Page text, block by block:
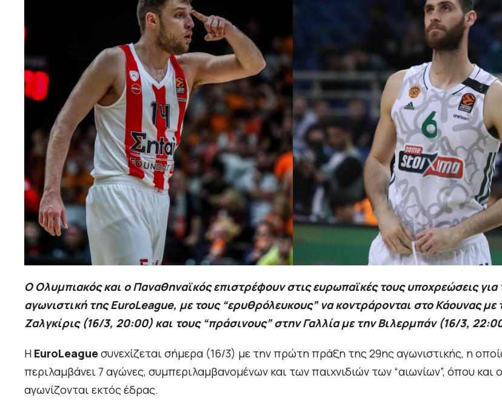
Ο Ολυμπιακός και ο Παναθηναϊκός επιστρέφουν στις ευρωπαϊκές τους υποχρεώσεις για
αγωνιστική της EuroLeague, με τους “ερυθρόλευκους” να κοντράρονται στο Κάουνας με
Ζαλγκίρις (16/3, 20:00) και τους “πράσινους” στην Γαλλία με την Βιλερμπάν (16/3,
Η EuroLeagueσυνεχίζεται σήμερα (16/3) με την πρώτη πράξη της 29ης αγωνιστικής, η
περιλαμβάνει 7 αγώνες, συμπεριλαμβανομένων και των παιχνιδιών των “αιωνίων”, όπου και
αγωνίζονται εκτός έδρας.